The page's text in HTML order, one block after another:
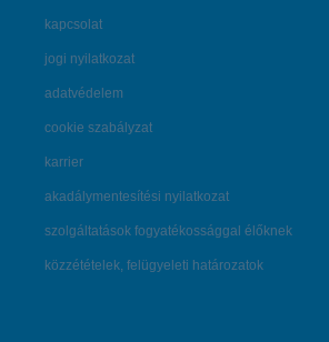
kapcsolat
jogi nyilatkozat
adatvédelem
cookie szabályzat
karrier
akadálymentesítési nyilatkozat
szolgáltatások fogyatékossággal élőknek
közzétételek, felügyeleti határozatok